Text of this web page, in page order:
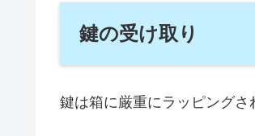
鍵の受け取り
鍵は箱に厳重にラッピング